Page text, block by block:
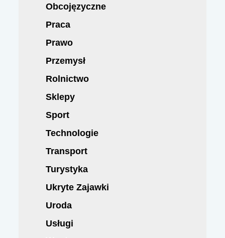
Obcojęzyczne
Praca
Prawo
Przemysł
Rolnictwo
Sklepy
Sport
Technologie
Transport
Turystyka
Ukryte Zajawki
Uroda
Usługi